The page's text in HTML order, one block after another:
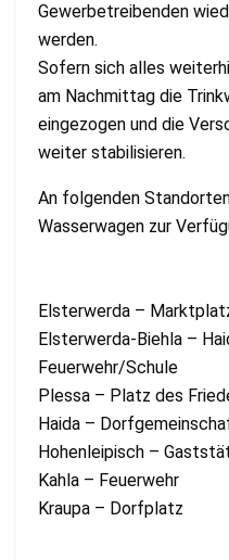
Gewerbetreibenden
werden.
Sofern sich alles
am Nachmittag die
eingezogen und die
weiter stabilisieren.
An folgenden
Wasserwagen zur
Elsterwerda –
Elsterwerda-Biehla –
Feuerwehr/Schule
Plessa – Platz des
Haida –
Hohenleipisch –
Kahla – Feuerwehr
Kraupa – Dorfplatz